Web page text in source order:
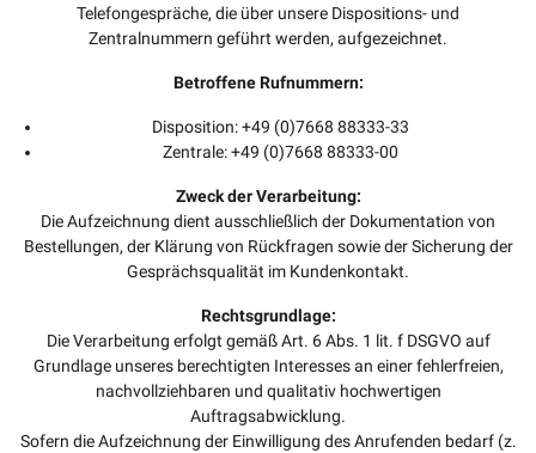
Telefongespräche, die über unsere Dispositions- und
Zentralnummern geführt werden, aufgezeichnet.
Betroffene Rufnummern:
Disposition: +49 (0)7668 88333-33
Zentrale: +49 (0)7668 88333-00
Zweck der Verarbeitung:
Die Aufzeichnung dient ausschließlich der Dokumentation von
Bestellungen, der Klärung von Rückfragen sowie der Sicherung der
Gesprächsqualität im Kundenkontakt.
Rechtsgrundlage:
Die Verarbeitung erfolgt gemäß Art. 6 Abs. 1 lit. f DSGVO auf
Grundlage unseres berechtigten Interesses an einer fehlerfreien,
nachvollziehbaren und qualitativ hochwertigen
Auftragsabwicklung.
Sofern die Aufzeichnung der Einwilligung des Anrufenden bedarf (z.